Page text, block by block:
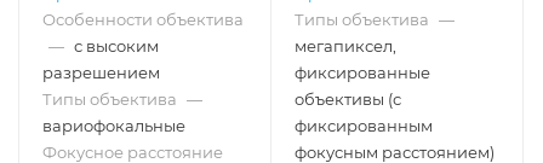
Особенности объектива
— с высоким
разрешением
Типы объектива —
вариофокальные
Фокусное расстояние
Типы объектива —
мегапиксел,
фиксированные
объективы (с
фиксированным
фокусным расстоянием)